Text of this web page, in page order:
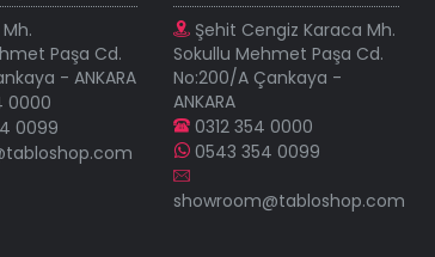
Paşa Cd.
- ANKARA
0000
0099
Şehit Cengiz Karaca Mh.
Sokullu Mehmet Paşa Cd.
No:200/A Çankaya -
ANKARA
0312 354 0000
0543 354 0099
showroom@tabloshop.com